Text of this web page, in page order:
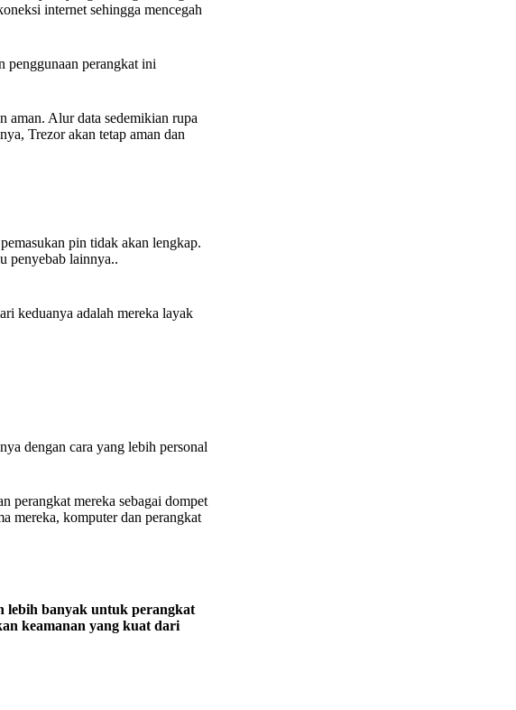
internet sehingga mencegah
penggunaan perangkat ini
aman. Alur data sedemikian rupa
Trezor akan tetap aman dan
pin tidak akan lengkap.
penyebab lainnya..
keduanya adalah mereka layak
dengan cara yang lebih personal
perangkat mereka sebagai dompet
mereka, komputer dan perangkat
lebih banyak untuk perangkat
keamanan yang kuat dari